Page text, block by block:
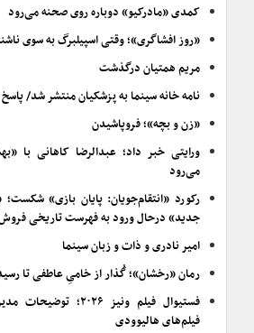
کمدی «مادرکیو» دوباره روی صحنه می‌رود
«روز افشاگری»؛ وقتی اسپیلبرگ به سوی
مریم همتیان درگذشت
نامه خانه سینما به پزشکیان منتشر شد/
«زن و بچه»؛ فروپاشیدن
ورایتی خبر داد؛ عبدالرضا کاهانی با
می‌رود
رکورد «انتقام‌جویان: پایان بازی»
جدید» درحال ورود به فهرست تاریخی
امیر نادری و ذات و زبان سینما
رمان «رخشان»؛ گُذار از خامیِ عاطفی تا
فستیوال فیلم ونیز
فیلم‌های هالیوودی